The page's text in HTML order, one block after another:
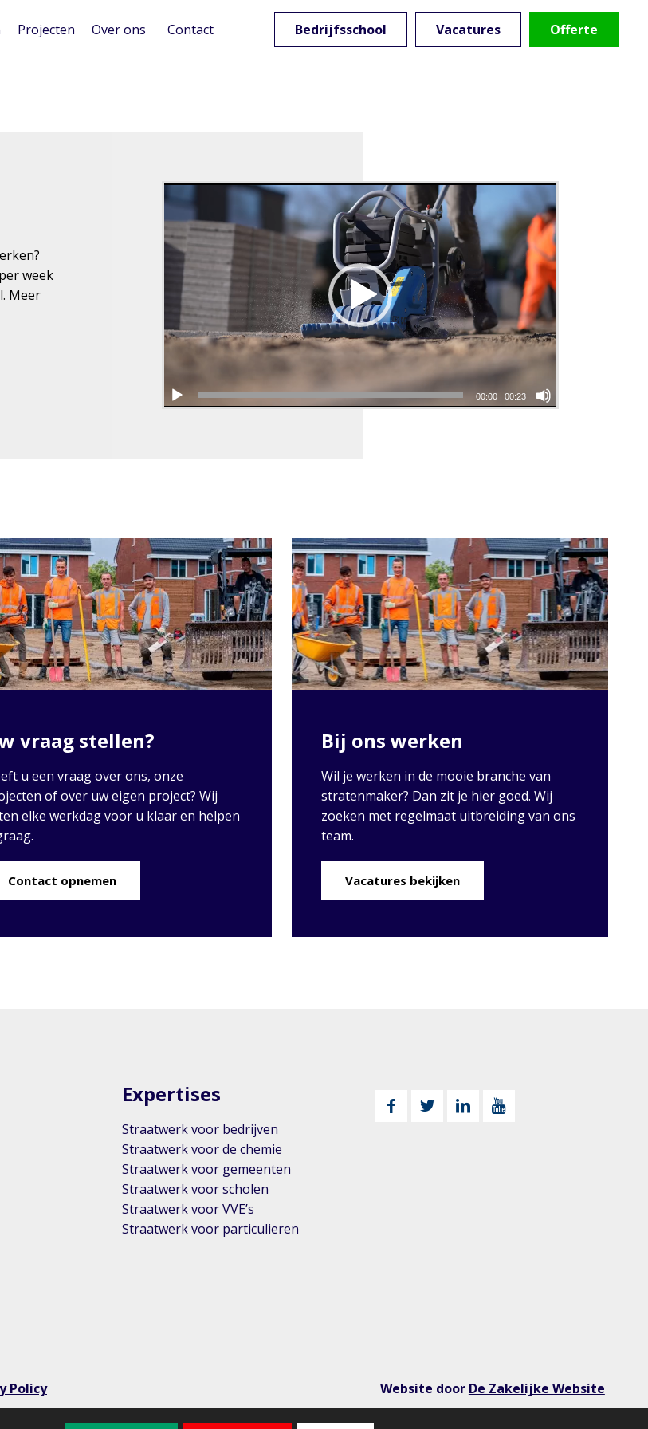
Projecten Over ons Contact Bedrijfsschool Vacatures Offerte
week
Meer
00:00| 00:23
vraag stellen?
u een vraag over ons, onze
of over uw eigen project? Wij
elke werkdag voor u klaar en helpen
Contact opnemen
Bij ons werken
Wil je werken in de mooie branche van
stratenmaker? Dan zit je hier goed. Wij
zoeken met regelmaat uitbreiding van ons
team.
Vacatures bekijken
Expertises
Straatwerk voor bedrijven
Straatwerk voor de chemie
Straatwerk voor gemeenten
Straatwerk voor scholen
Straatwerk voor VVE’s
Straatwerk voor particulieren
Policy Website door De Zakelijke Website